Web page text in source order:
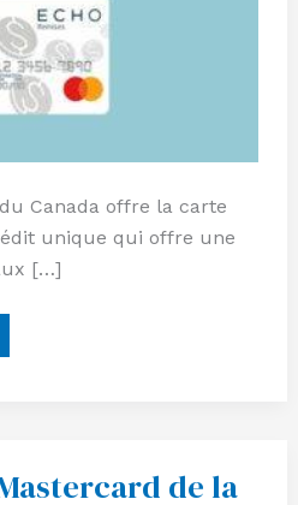
Canada offre la carte
unique qui offre une
[…]
de la